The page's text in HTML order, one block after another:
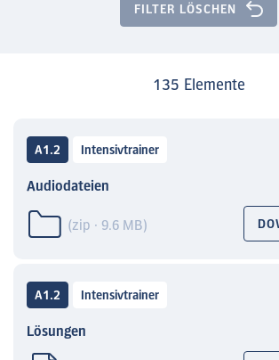
FILTER LÖSCHEN
135 Elemente
A1.2 Intensivtrainer
Audiodateien
(zip · 9.6 MB)
A1.2 Intensivtrainer
Lösungen